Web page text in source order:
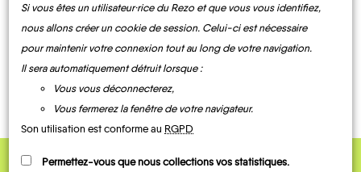
CONTACTEZ-NOUS !
Si vous êtes un utilisateur·rice du Rezo et que vous vous identifiez,
nous allons créer un cookie de session. Celui-ci est nécessaire
pour maintenir votre connexion tout au long de votre navigation.
Il sera automatiquement détruit lorsque :
Vous vous déconnecterez,
Vous fermerez la fenêtre de votre navigateur.
Son utilisation est conforme au RGPD
Permettez-vous que nous collections vos statistiques.